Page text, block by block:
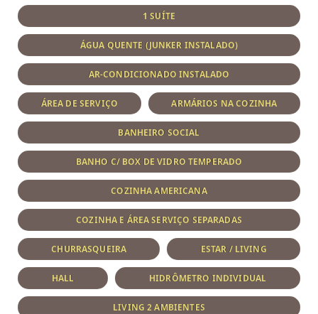
1 SUÍTE
ÁGUA QUENTE (JUNKER INSTALADO)
AR-CONDICIONADO INSTALADO
ÁREA DE SERVIÇO ARMÁRIOS NA COZINHA
BANHEIRO SOCIAL
BANHO C/ BOX DE VIDRO TEMPERADO
COZINHA AMERICANA
COZINHA E ÁREA SERVIÇO SEPARADAS
CHURRASQUEIRA ESTAR / LIVING
HALL HIDRÔMETRO INDIVIDUAL
LIVING 2 AMBIENTES